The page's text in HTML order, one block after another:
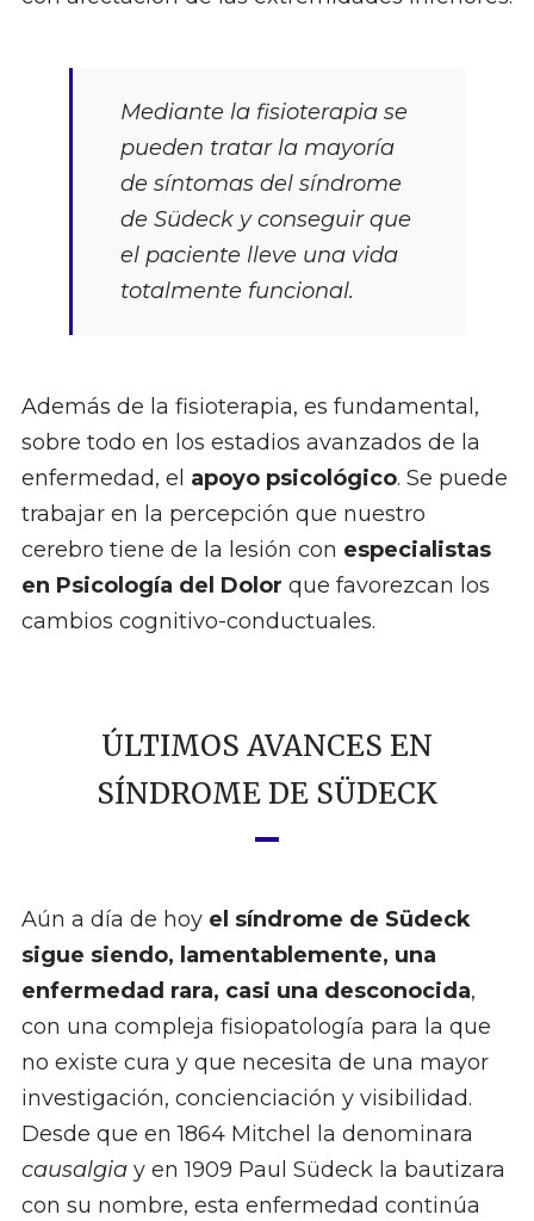
Mediante la fisioterapia se
pueden tratar la mayoría
de síntomas del síndrome
de Südeck y conseguir que
el paciente lleve una vida
totalmente funcional.
Además de la fisioterapia, es fundamental,
sobre todo en los estadios avanzados de la
enfermedad, el apoyo psicológico. Se puede
trabajar en la percepción que nuestro
cerebro tiene de la lesión con especialistas
en Psicología del Dolor que favorezcan los
cambios cognitivo-conductuales.
ÚLTIMOS AVANCES EN
SÍNDROME DE SÜDECK
Aún a día de hoy el síndrome de Südeck
sigue siendo, lamentablemente, una
enfermedad rara, casi una desconocida,
con una compleja fisiopatología para la que
no existe cura y que necesita de una mayor
investigación, concienciación y visibilidad.
Desde que en 1864 Mitchel la denominara
causalgia y en 1909 Paul Südeck la bautizara
con su nombre, esta enfermedad continúa